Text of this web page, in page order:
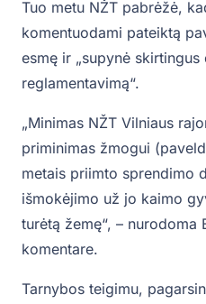
Tuo metu NŽT pabrėžė,
komentuodami pateiktą
esmę ir „supynė
reglamentavimą“.
„Minimas NŽT Vilniaus
priminimas žmogui
metais priimto sprendimo
išmokėjimo už jo kaimo
turėtą žemę“, – nurodoma
komentare.
Tarnybos teigimu,